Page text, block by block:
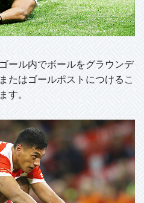
ール内でボールをグラウンデ
たはゴールポストにつけるこ
す。